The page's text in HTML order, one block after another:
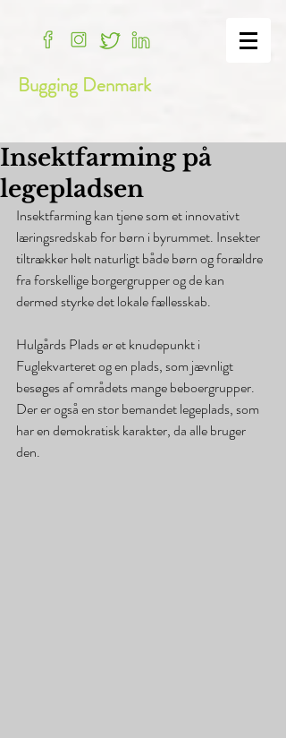
Bugging Denmark
Insektfarming på
legepladsen
Insektfarming kan tjene som et innovativt
læringsredskab for børn i byrummet. Insekter
tiltrækker helt naturligt både børn og forældre
fra forskellige borgergrupper og de kan
dermed styrke det lokale fællesskab.
Hulgårds Plads er et knudepunkt i
Fuglekvarteret og en plads, som jævnligt
besøges af områdets mange beboergrupper.
Der er også en stor bemandet legeplads, som
har en demokratisk karakter, da alle bruger
den.